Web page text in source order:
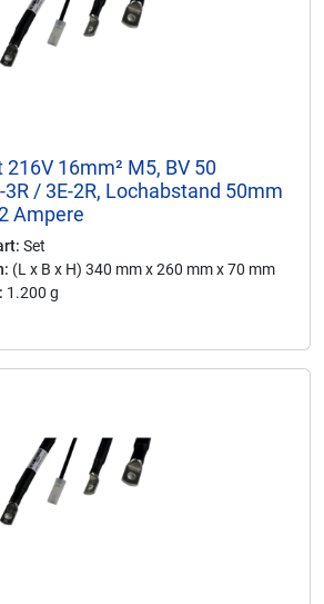
16mm² M5, BV 50
/ 3E-2R, Lochabstand 50mm
Ampere
Set
(L x B x H) 340 mm x 260 mm x 70 mm
1.200 g